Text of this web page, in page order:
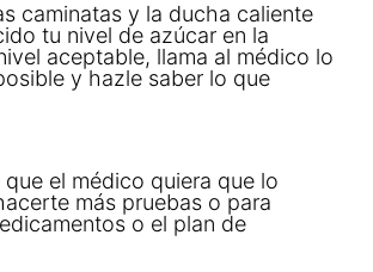
caminatas y la ducha caliente
tu nivel de azúcar en la
aceptable, llama al médico lo
y hazle saber lo que
el médico quiera que lo
más pruebas o para
o el plan de